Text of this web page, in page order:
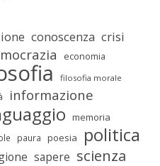
conoscenza crisi
economia
filosofia morale
informazione
memoria
paura poesia politica
sapere scienza